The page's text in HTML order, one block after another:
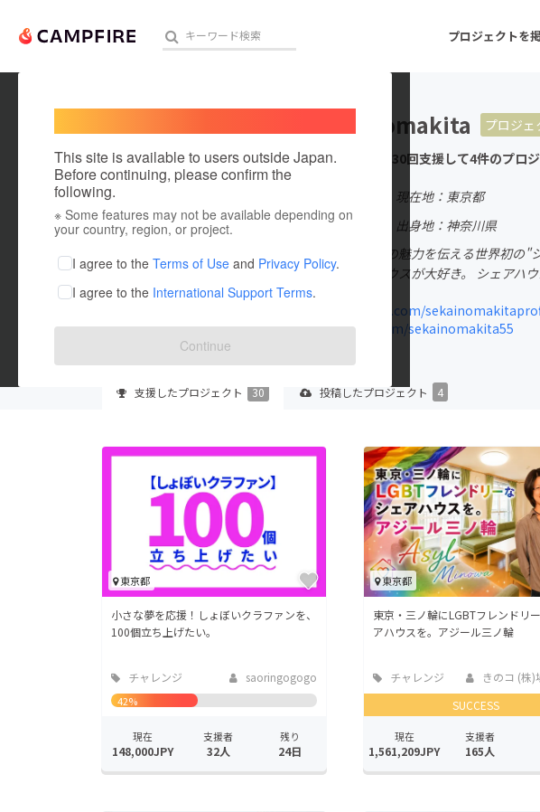
プロジェクトを
人気のプロジェクト 注目のリターン 注目の新
アート・写真 音楽
テクノロジー・ガジェット
ゲーム・サービ
映像・映画
ビジネス・起業
チャレンジ
まちづくり・地域活性化
CAMPFIREふるさ
This site is available to users outside Japan.
Before continuing, please confirm the
following.
※ Some features may not be available depending on
your country, region, or project.
I agree to the Terms of Use and Privacy Policy.
I agree to the International Support Terms.
Continue
sekainomakita
プロジェ
これまでに30回支援して4件のプロ
現在地：東京都
出身国：日本
出身地：神奈川県
シェアハウスの魅力を伝える世界初の
らいシェアハウスが大好き。 シェアハ
sekamaki.com/
twitter.com/sekainomakita55
支援したプロジェクト 30 投稿したプロジェクト 4
東京都
小さな夢を応援！しょぼいクラファンを、
100個立ち上げたい。
チャレンジ saoringogogo
42%
現在
148,000JPY
支援者
32人
残り
24日
東京都
東京・三ノ輪にLGBTフレンドリ
アハウスを。アジール三ノ輪
チャレンジ
きのコ (株)場
SUCCESS
現在
1,561,209JPY
支援者
165人